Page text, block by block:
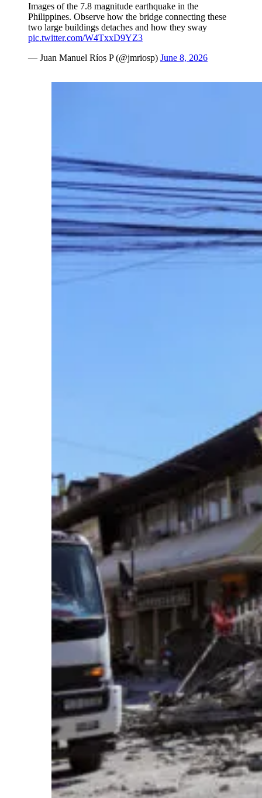
Images of the 7.8 magnitude earthquake in the
Philippines. Observe how the bridge connecting these
two large buildings detaches and how they sway
pic.twitter.com/W4TxxD9YZ3
— Juan Manuel Ríos P (@jmriosp) June 8, 2026